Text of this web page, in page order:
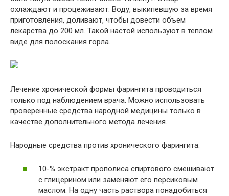
охлаждают и процеживают. Воду, выкипевшую за время
приготовления, доливают, чтобы довести объем
лекарства до 200 мл. Такой настой используют в теплом
виде для полоскания горла.
Лечение хронической формы фарингита проводиться
только под наблюдением врача. Можно использовать
проверенные средства народной медицины только в
качестве дополнительного метода лечения.
Народные средства против хронического фарингита:
10-% экстракт прополиса спиртового смешивают
с глицерином или заменяют его персиковым
маслом. На одну часть раствора понадобиться